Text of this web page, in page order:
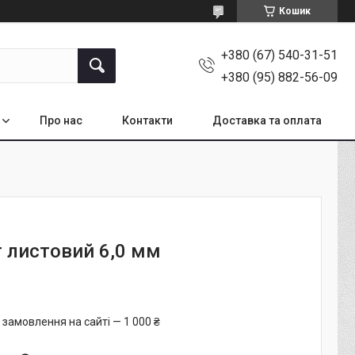
Кошик
+380 (67) 540-31-51
+380 (95) 882-56-09
Про нас Контакти Доставка та оплата
листовий 6,0 мм
на сайті — 1 000 ₴